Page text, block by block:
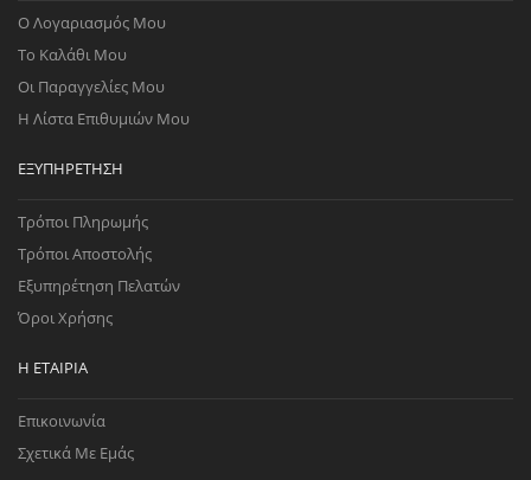
Ο Λογαριασμός Μου
Το Καλάθι Μου
Οι Παραγγελίες Μου
Η Λίστα Επιθυμιών Μου
ΕΞΥΠΗΡΈΤΗΣΗ
Τρόποι Πληρωμής
Τρόποι Αποστολής
Εξυπηρέτηση Πελατών
Όροι Χρήσης
Η ΕΤΑΙΡΊΑ
Επικοινωνία
Σχετικά Με Εμάς